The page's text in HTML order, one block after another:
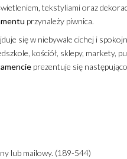
tekstyliami oraz
przynależy piwnica.
się w niebywale cichej i
kościół, sklepy, markety,
prezentuje się
lub mailowy. (189-544)